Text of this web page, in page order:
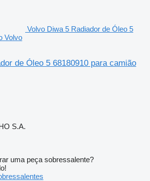
Volvo Diwa 5 Radiador de Óleo 5
Volvo
de Óleo 5 68180910 para camião
S.A.
uma peça sobressalente?